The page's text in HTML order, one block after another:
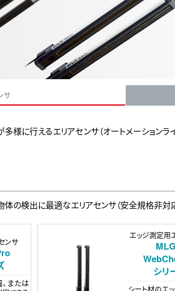
サ
に行えるエリアセンサ（オートメーションラ
体の検出に最適なエリアセンサ（安全規格非対応
ンサ
または
エッジ測定用
シリ
シート材のエ